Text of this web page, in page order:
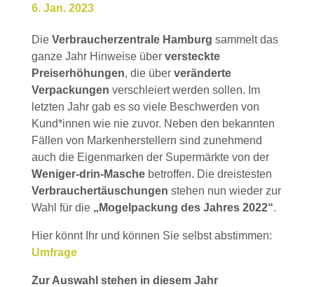
6. Jan. 2023
Die Verbraucherzentrale Hamburg sammelt das
ganze Jahr Hinweise über versteckte
Preiserhöhungen, die über veränderte
Verpackungen verschleiert werden sollen. Im
letzten Jahr gab es so viele Beschwerden von
Kund*innen wie nie zuvor. Neben den bekannten
Fällen von Markenherstellern sind zunehmend
auch die Eigenmarken der Supermärkte von der
Weniger-drin-Maschebetroffen. Die dreistesten
Verbrauchertäuschungen stehen nun wieder zur
Wahl für die „Mogelpackung des Jahres 2022“.
Hier könnt Ihr und können Sie selbst abstimmen:
Umfrage
Zur Auswahl stehen in diesem Jahr